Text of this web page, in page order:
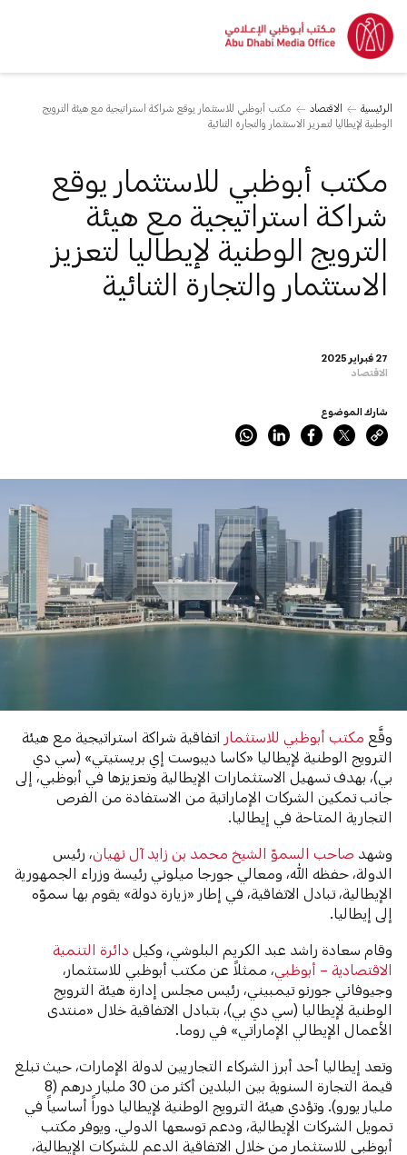
الرئيسية الاقتصاد
مكتب أبوظبي للاستثمار يوقع شراكة استراتيجية مع هيئة الترويج
الوطنية لإيطاليا لتعزيز الاستثمار والتجارة الثنائية
27 فبراير 2025
الاقتصاد
مكتب أبوظبي للاستثمار يوقع
شراكة استراتيجية مع هيئة
الترويج الوطنية لإيطاليا لتعزيز
الاستثمار والتجارة الثنائية
شارك الموضوع
وقَّع مكتب أبوظبي للاستثماراتفاقية شراكة استراتيجية مع هيئة
الترويج الوطنية لإيطاليا «كاسا ديبوست إي بريستيتي» (سي دي
بي)، بهدف تسهيل الاستثمارات الإيطالية وتعزيزها في أبوظبي، إلى
جانب تمكين الشركات الإماراتية من الاستفادة من الفرص
التجارية المتاحة في إيطاليا.
وشهد صاحب السموّ الشيخ محمد بن زايد آل نهيان، رئيس
الدولة، حفظه الله، ومعالي جورجا ميلوني رئيسة وزراء الجمهورية
الإيطالية، تبادل الاتفاقية، في إطار «زيارة دولة» يقوم بها سموّه
إلى إيطاليا.
وقام سعادة راشد عبد الكريم البلوشي، وكيلدائرة التنمية
الاقتصادية – أبوظبي ، ممثلاً عن مكتب أبوظبي للاستثمار،
وجيوفاني جورنو تيمبيني، رئيس مجلس إدارة هيئة الترويج
الوطنية لإيطاليا (سي دي بي)، بتبادل الاتفاقية خلال «منتدى
الأعمال الإيطالي الإماراتي» في روما.
وتعد إيطاليا أحد أبرز الشركاء التجاريين لدولة الإمارات، حيث تبلغ
قيمة التجارة السنوية بين البلدين أكثر من 30 مليار درهم (8
مليار يورو). وتؤدي هيئة الترويج الوطنية لإيطاليا دوراً أساسياً في
تمويل الشركات الإيطالية، ودعم توسعها الدولي. ويوفر مكتب
أبوظبي للاستثمار من خلال الاتفاقية الدعم للشركات الإيطالية،